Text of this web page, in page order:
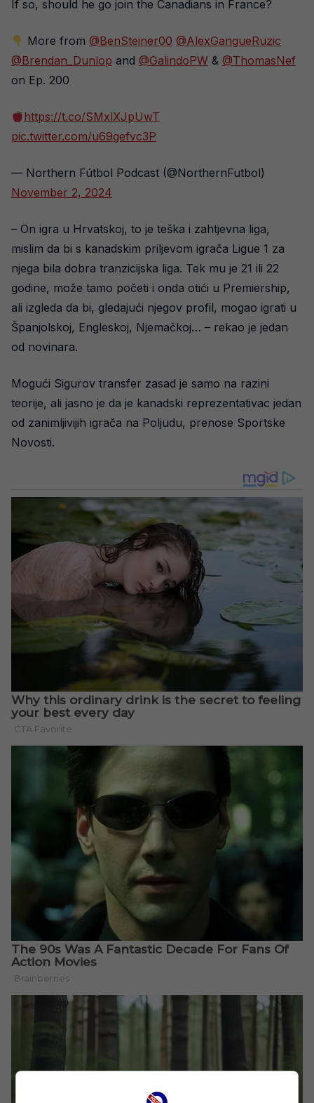
If so, should he go join the Canadians in France?
More from@BenSteiner00 @AlexGangueRuzic
@Brendan_Dunlop and @GalindoPW & @ThomasNef
on Ep. 200
https://t.co/SMxlXJpUwT
pic.twitter.com/u69gefvc3P
— Northern Fútbol Podcast (@NorthernFutbol)
November 2, 2024
– On igra u Hrvatskoj, to je teška i zahtjevna liga,
mislim da bi s kanadskim priljevom igrača Ligue 1 za
njega bila dobra tranzicijska liga. Tek mu je 21 ili 22
godine, može tamo početi i onda otići u Premiership,
ali izgleda da bi, gledajući njegov profil, mogao igrati u
Španjolskoj, Engleskoj, Njemačkoj… – rekao je jedan
od novinara.
Mogući Sigurov transfer zasad je samo na razini
teorije, ali jasno je da je kanadski reprezentativac jedan
od zanimljivijih igrača na Poljudu, prenose Sportske
Novosti.